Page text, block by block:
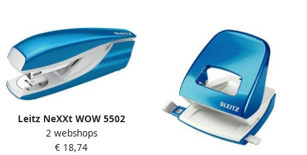
Leitz NeXXt WOW 5502
nietmachine blauw metallic
op blister
2 webshops
€ 18,74